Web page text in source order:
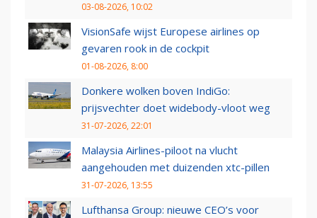
03-08-2026, 10:02
VisionSafe wijst Europese airlines op
gevaren rook in de cockpit
01-08-2026, 8:00
Donkere wolken boven IndiGo:
prijsvechter doet widebody-vloot weg
31-07-2026, 22:01
Malaysia Airlines-piloot na vlucht
aangehouden met duizenden xtc-pillen
31-07-2026, 13:55
Lufthansa Group: nieuwe CEO’s voor